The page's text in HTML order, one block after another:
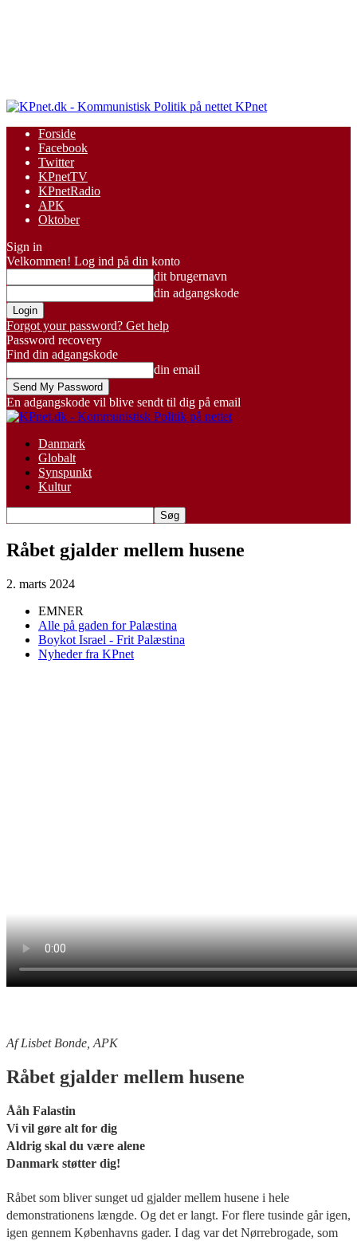
KPnet
Forside
Facebook
Twitter
KPnetTV
KPnetRadio
APK
Oktober
Sign in
Velkommen! Log ind på din konto
dit brugernavn
din adgangskode
Forgot your password? Get help
Password recovery
Find din adgangskode
din email
En adgangskode vil blive sendt til dig på email
Danmark
Globalt
Synspunkt
Kultur
Råbet gjalder mellem husene
2. marts 2024
EMNER
Alle på gaden for Palæstina
Boykot Israel - Frit Palæstina
Nyheder fra KPnet
Af Lisbet Bonde, APK
Råbet gjalder mellem husene
Ååh Falastin
Vi vil gøre alt for dig
Aldrig skal du være alene
Danmark støtter dig!
Råbet som bliver sunget ud gjalder mellem husene i hele
demonstrationens længde. Og det er langt. For flere tusinde går igen,
igen gennem Københavns gader. I dag var det Nørrebrogade, som